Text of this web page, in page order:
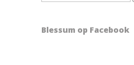
Blessum op Facebook